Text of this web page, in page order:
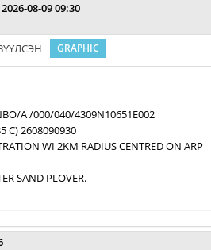
2026-08-09 09:30
GRAPHIC
A /000/040/4309N10651E002
C) 2608090930
WI 2KM RADIUS CENTRED ON ARP
SAND PLOVER.